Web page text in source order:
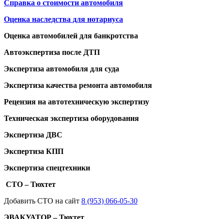
Справка о стоимости автомобиля
Оценка наследства для нотариуса
Оценка автомобилей для банкротства
Автоэкспертиза после ДТП
Экспертиза автомобиля для суда
Экспертиза качества ремонта автомобиля
Рецензия на автотехническую экспертизу
Техническая экспертиза оборудования
Экспертиза ДВС
Экспертиза КПП
Экспертиза спецтехники
СТО – Тюхтет
Добавить СТО на сайт 8 (953) 066-05-30
ЭВАКУАТОР – Тюхтет